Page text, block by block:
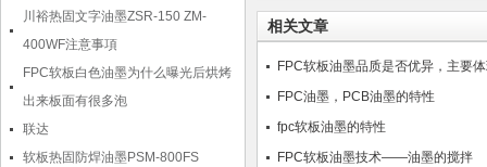
川裕热固文字油墨ZSR-150 ZM-
400WF注意事項
FPC软板白色油墨为什么曝光后烘烤
出来板面有很多泡
联达
软板热固防焊油墨PSM-800FS
相关文章
FPC软板油墨品质是否优异，主要
FPC油墨，PCB油墨的特性
fpc软板油墨的特性
FPC软板油墨技术——油墨的搅拌